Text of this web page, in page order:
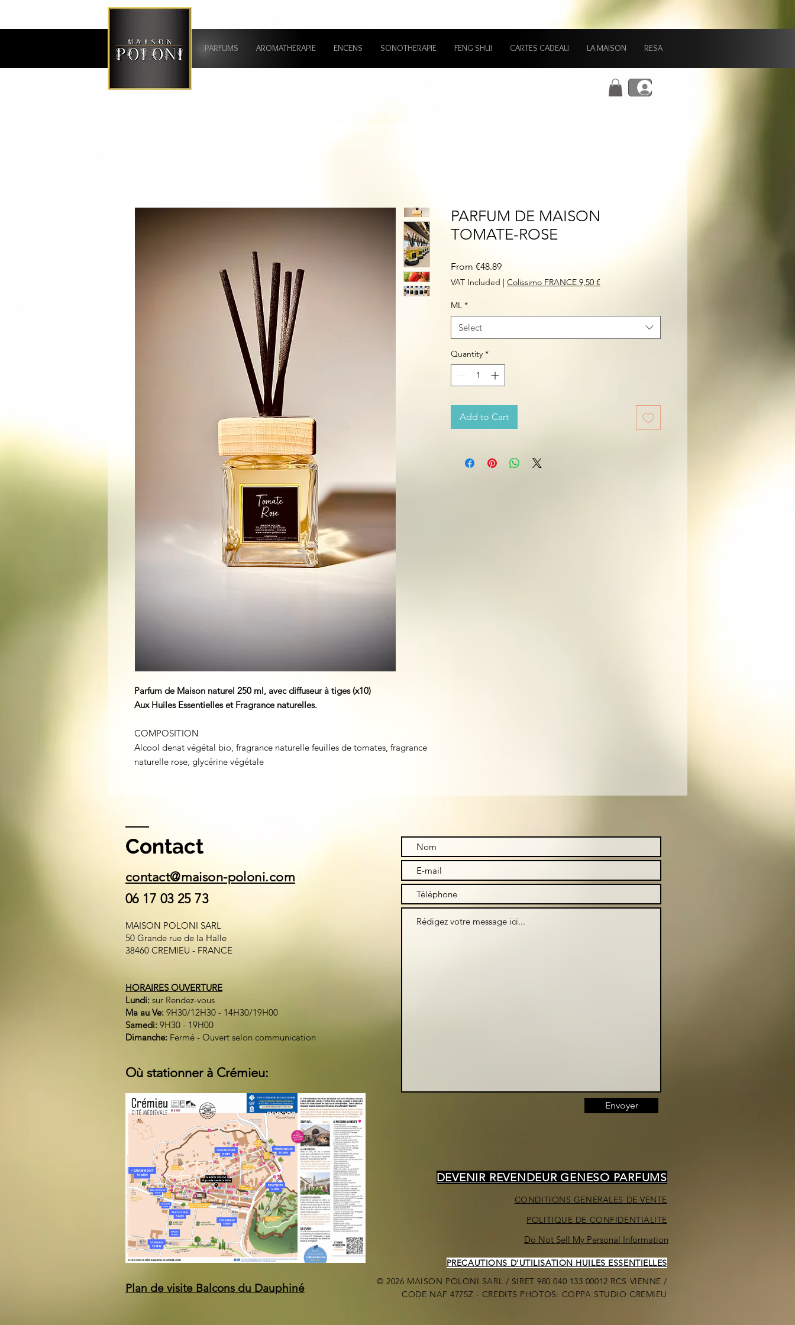
PARFUMS AROMATHERAPIE ENCENS SONOTHERAPIE FENG SHUI CARTES CADEAU LA MAISON RESA
Parfum de Maison naturel 250 ml, avec diffuseur à tiges (x10)
Aux Huiles Essentielles et Fragrance naturelles.
COMPOSITION
Alcool denat végétal bio, fragrance naturelle feuilles de tomates, fragrance
naturelle rose, glycérine végétale
PARFUM DE MAISON
TOMATE-ROSE
From €48.89Sale
Price
VAT Included | Colissimo FRANCE 9,50 €
ML *
Select
Quantity *
Add to Cart
Contact
contact@maison-poloni.com
06 17 03 25 73
MAISON POLONI SARL
50 Grande rue de la Halle
38460 CREMIEU - FRANCE
HORAIRES OUVERTURE
Lundi: sur Rendez-vous
Ma au Ve: 9H30/12H30 - 14H30/19H00
Samedi: 9H30 - 19H00
Dimanche: Fermé - Ouvert selon communication
Envoyer
DEVENIR REVENDEUR GENESO PARFUMS
CONDITIONS GENERALES DE VENTE
POLITIQUE DE CONFIDENTIALITE
PRECAUTIONS D'UTILISATION HUILES ESSENTIELLES
Où stationner à Crémieu:
Do Not Sell My Personal Information
© 2026 MAISON POLONI SARL / SIRET 980 040 133 00012 RCS VIENNE /
CODE NAF 4775Z - CREDITS PHOTOS: COPPA STUDIO CREMIEU
Plan de visite Balcons du Dauphiné